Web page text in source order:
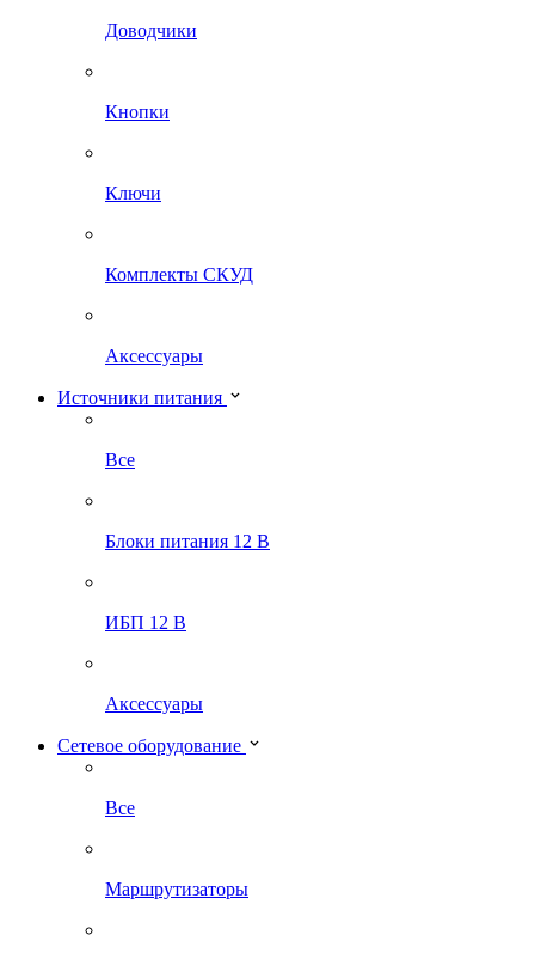
Доводчики
Кнопки
Ключи
Комплекты СКУД
Аксессуары
Источники питания
Все
Блоки питания 12 В
ИБП 12 В
Аксессуары
Сетевое оборудование
Все
Маршрутизаторы